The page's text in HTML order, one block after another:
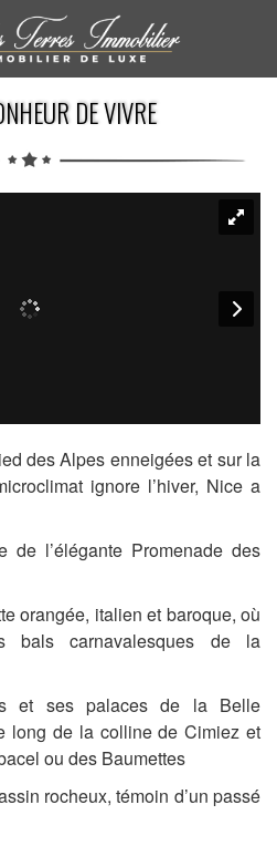
DE VIVRE
des Alpes enneigées et sur la
ignore l’hiver, Nice a
l’élégante Promenade des
orangée, italien et baroque, où
bals carnavalesques de la
et ses palaces de la Belle
long de la colline de Cimiez et
ou des Baumettes
rocheux, témoin d’un passé